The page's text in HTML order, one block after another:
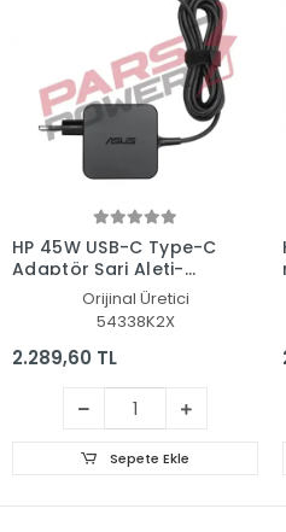
HP 45W USB-C Type-C
Adaptör Şarj Aleti-
Orijinal Üretici
54338K2X
2.289,60 TL
Sepete Ekle